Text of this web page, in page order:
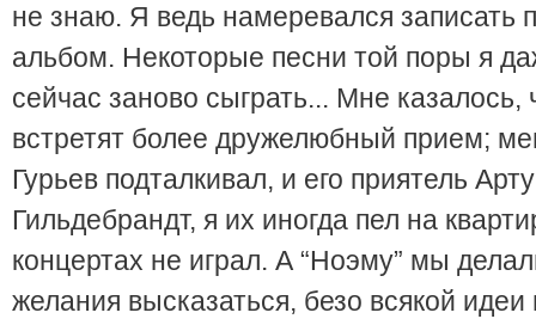
не знаю. Я ведь намеревался записать
альбом. Некоторые песни той поры я
сейчас заново сыграть... Мне казалось,
встретят более дружелюбный прием;
Гурьев подталкивал, и его приятель
Гильдебрандт, я их иногда пел на
концертах не играл. А “Ноэму” мы
желания высказаться, безо всякой идеи